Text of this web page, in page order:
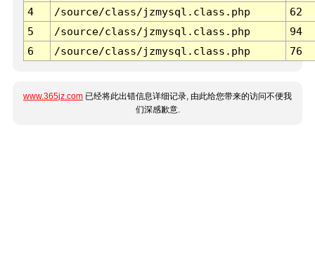
4
/source/class/jzmysql.class.php
62
5
/source/class/jzmysql.class.php
94
6
/source/class/jzmysql.class.php 76
www.365jz.com 已经将此出错信息详细记录, 由此给您带来的访问不便我
们深感歉意.